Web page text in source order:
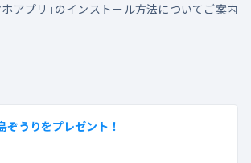
アプリ」のインストール方法についてご案内
うりをプレゼント！